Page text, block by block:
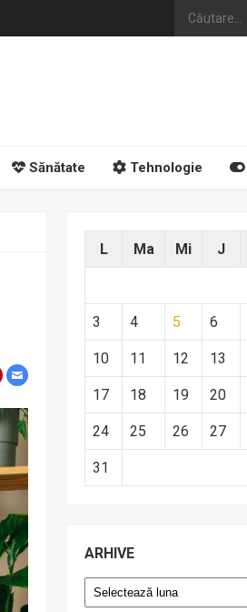
Sănătate Tehnologie
L Ma Mi J
3 4 5 6
10 11 12 13
17 18 19 20
24 25 26 27
31
ARHIVE
Arhive